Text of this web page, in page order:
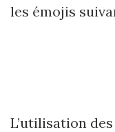
les émojis
L’utilisation